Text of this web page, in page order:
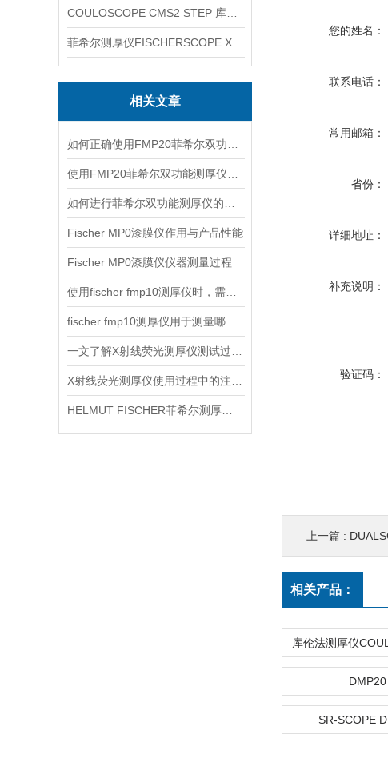
相关文章
Fischer MP0漆膜仪作用与产品性能
Fischer MP0漆膜仪仪器测量过程
您的姓名：
联系电话：
常用邮箱：
省份：
详细地址：
补充说明：
验证码：
上一篇 :
相关产品：
DMP20
SR-SCOPE